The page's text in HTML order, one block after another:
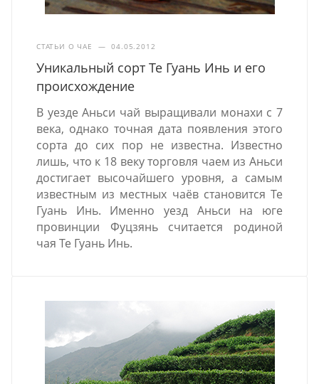
СТАТЬИ О ЧАЕ — 04.05.2012
Уникальный сорт Те Гуань Инь и его
происхождение
В уезде Аньси чай выращивали монахи с 7
века, однако точная дата появления этого
сорта до сих пор не известна. Известно
лишь, что к 18 веку торговля чаем из Аньси
достигает высочайшего уровня, а самым
известным из местных чаёв становится Те
Гуань Инь. Именно уезд Аньси на юге
провинции Фуцзянь считается родиной
чая Те Гуань Инь.